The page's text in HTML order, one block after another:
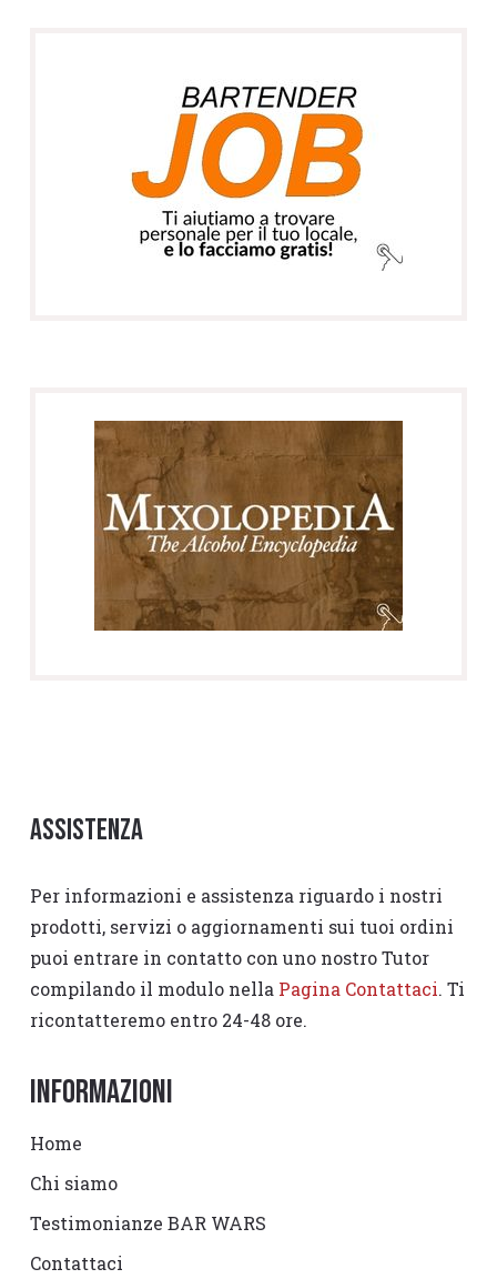
Assistenza
Per informazioni e assistenza riguardo i nostri
prodotti, servizi o aggiornamenti sui tuoi ordini
puoi entrare in contatto con uno nostro Tutor
compilando il modulo nella Pagina Contattaci. Ti
ricontatteremo entro 24-48 ore.
Informazioni
Home
Chi siamo
Testimonianze BAR WARS
Contattaci